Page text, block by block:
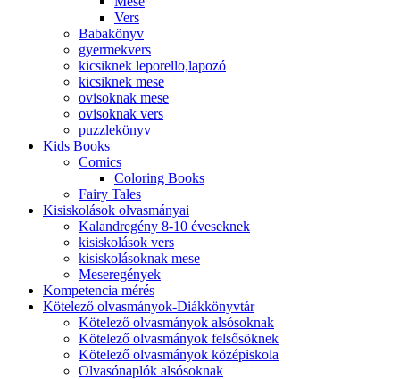
Vers
Babakönyv
gyermekvers
kicsiknek leporello,lapozó
kicsiknek mese
ovisoknak mese
ovisoknak vers
puzzlekönyv
Kids Books
Comics
Coloring Books
Fairy Tales
Kisiskolások olvasmányai
Kalandregény 8-10 éveseknek
kisiskolások vers
kisiskolásoknak mese
Meseregények
Kompetencia mérés
Kötelező olvasmányok-Diákkönyvtár
Kötelező olvasmányok alsósoknak
Kötelező olvasmányok felsősöknek
Kötelező olvasmányok középiskola
Olvasónaplók alsósoknak